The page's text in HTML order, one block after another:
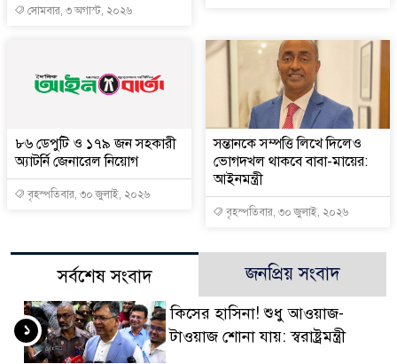
সোমবার, ৩ অগাস্ট, ২০২৬
৮৬ ডেপুটি ও ১৭৯ জন সহকারী
অ্যাটর্নি জেনারেল নিয়োগ
বৃহস্পতিবার, ৩০ জুলাই, ২০২৬
সন্তানকে সম্পত্তি লিখে দিলেও
ভোগদখল থাকবে বাবা-মায়ের:
আইনমন্ত্রী
বৃহস্পতিবার, ৩০ জুলাই, ২০২৬
সর্বশেষ সংবাদ জনপ্রিয় সংবাদ
কিসের হাসিনা! শুধু আওয়াজ-
টাওয়াজ শোনা যায়: স্বরাষ্ট্রমন্ত্রী
১